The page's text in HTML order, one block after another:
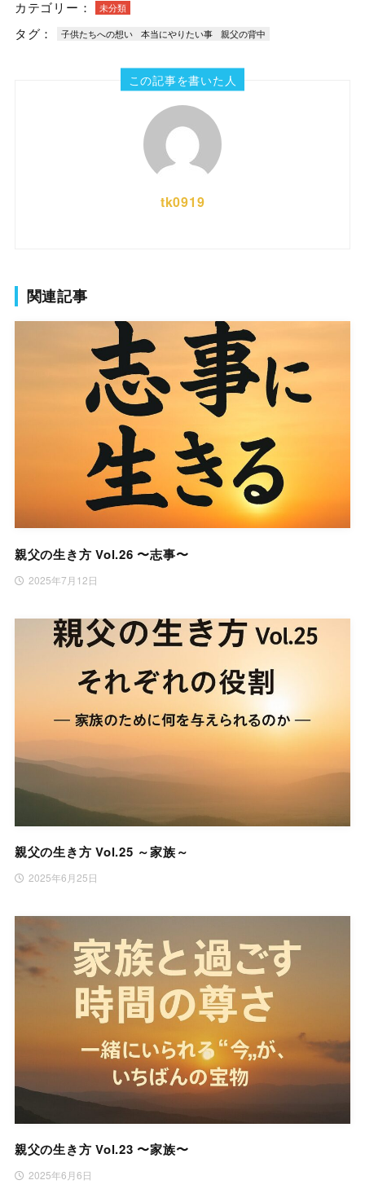
カテゴリー： 未分類
タグ： 子供たちへの想い 本当にやりたい事 親父の背中
この記事を書いた人
tk0919
関連記事
親父の生き方 Vol.26 〜志事〜
2025年7月12日
親父の生き方 Vol.25 ～家族～
2025年6月25日
親父の生き方 Vol.23 〜家族〜
2025年6月6日